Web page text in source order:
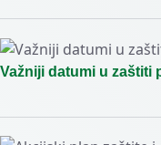
Važniji datumi u zaštiti